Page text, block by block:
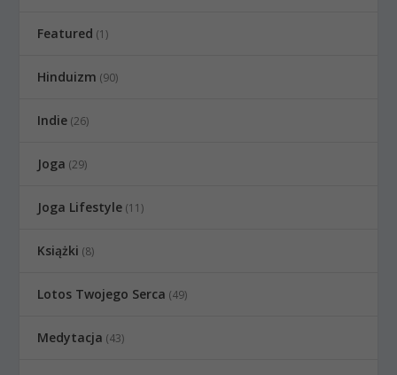
Featured (1)
Hinduizm (90)
Indie (26)
Joga (29)
Joga Lifestyle (11)
Książki (8)
Lotos Twojego Serca (49)
Medytacja (43)